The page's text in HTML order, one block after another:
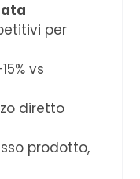
per
vs
diretto
prodotto,